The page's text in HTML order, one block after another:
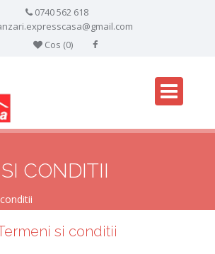
0740 562 618
Cos (0)
CONDITII
si conditii